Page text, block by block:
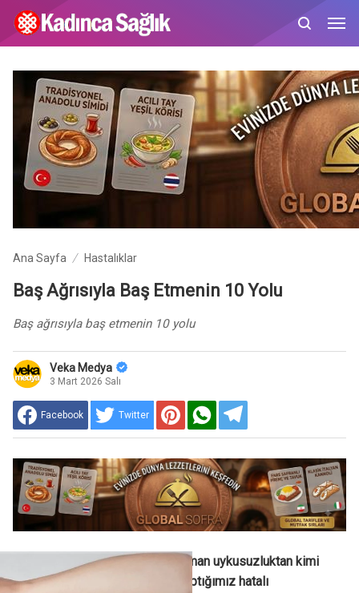
Ana Sayfa Hastalıklar
Baş Ağrısıyla Baş Etmenin 10 Yolu
Baş ağrısıyla baş etmenin 10 yolu
Veka Medya
3 Mart 2026 Salı
Facebook Twitter
Kimi zaman stresten, kimi zaman uykusuzluktan kimi
zaman da az su içmek gibi yaptığımız hatalı